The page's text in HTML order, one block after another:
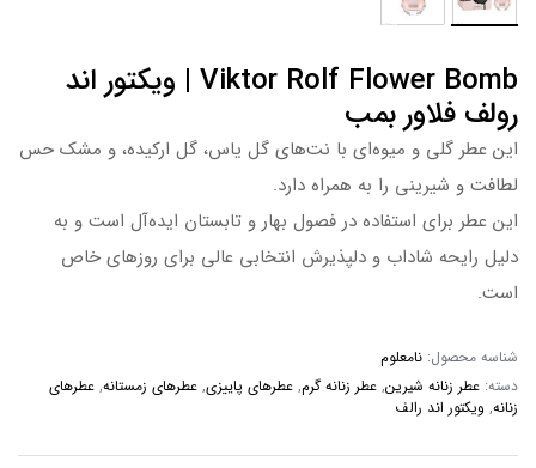
Viktor Rolf Flower Bomb | ویکتور اند
رولف فلاور بمب
این عطر گلی و میوه‌ای با نت‌های گل یاس، گل ارکیده، و مشک حس
لطافت و شیرینی را به همراه دارد.
این عطر برای استفاده در فصول بهار و تابستان ایده‌آل است و به
دلیل رایحه شاداب و دلپذیرش انتخابی عالی برای روزهای خاص
است.
شناسه محصول: نامعلوم
دسته: عطر زنانه شیرین, عطر زنانه گرم, عطرهای پاییزی, عطرهای زمستانه, عطرهای
زنانه, ویکتور اند رالف